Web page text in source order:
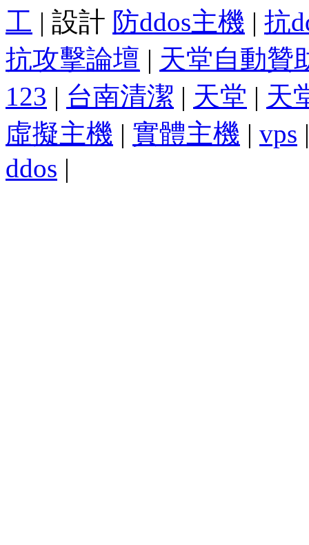
工 | 設計 防ddos主機 | 抗
抗攻擊論壇 | 天堂自動贊
123 | 台南清潔 | 天堂 | 天
虛擬主機 | 實體主機 | vps
ddos |